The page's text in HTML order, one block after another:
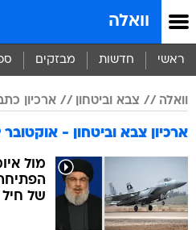
וואלה
ראשי חדשות מבזקים
וואלה צבא וביטחון ארכיון כתבות
ארכיון צבא וביטחון - אוקטובר 2019
מול
של חיל